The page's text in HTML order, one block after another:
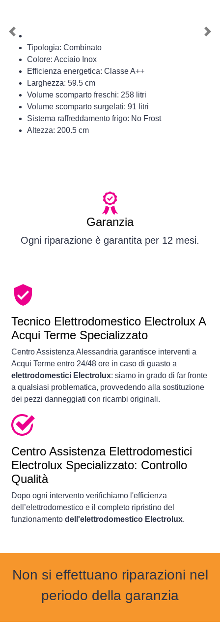
Tipologia: Combinato
Colore: Acciaio Inox
Efficienza energetica: Classe A++
Larghezza: 59.5 cm
Volume scomparto freschi: 258 litri
Volume scomparto surgelati: 91 litri
Sistema raffreddamento frigo: No Frost
Altezza: 200.5 cm
Previous
Garanzia
Ogni riparazione è garantita per 12 mesi.
Tecnico Elettrodomestico Electrolux A
Acqui Terme Specializzato
Centro Assistenza Alessandria garantisce interventi a
Acqui Terme entro 24/48 ore in caso di guasto a
elettrodomestici Electrolux: siamo in grado di far fronte
a qualsiasi problematica, provvedendo alla sostituzione
dei pezzi danneggiati con ricambi originali.
Centro Assistenza Elettrodomestici
Electrolux Specializzato: Controllo
Qualità
Dopo ogni intervento verifichiamo l'efficienza
dell’elettrodomestico e il completo ripristino del
funzionamento dell'elettrodomestico Electrolux.
Non si effettuano riparazioni nel
periodo della garanzia